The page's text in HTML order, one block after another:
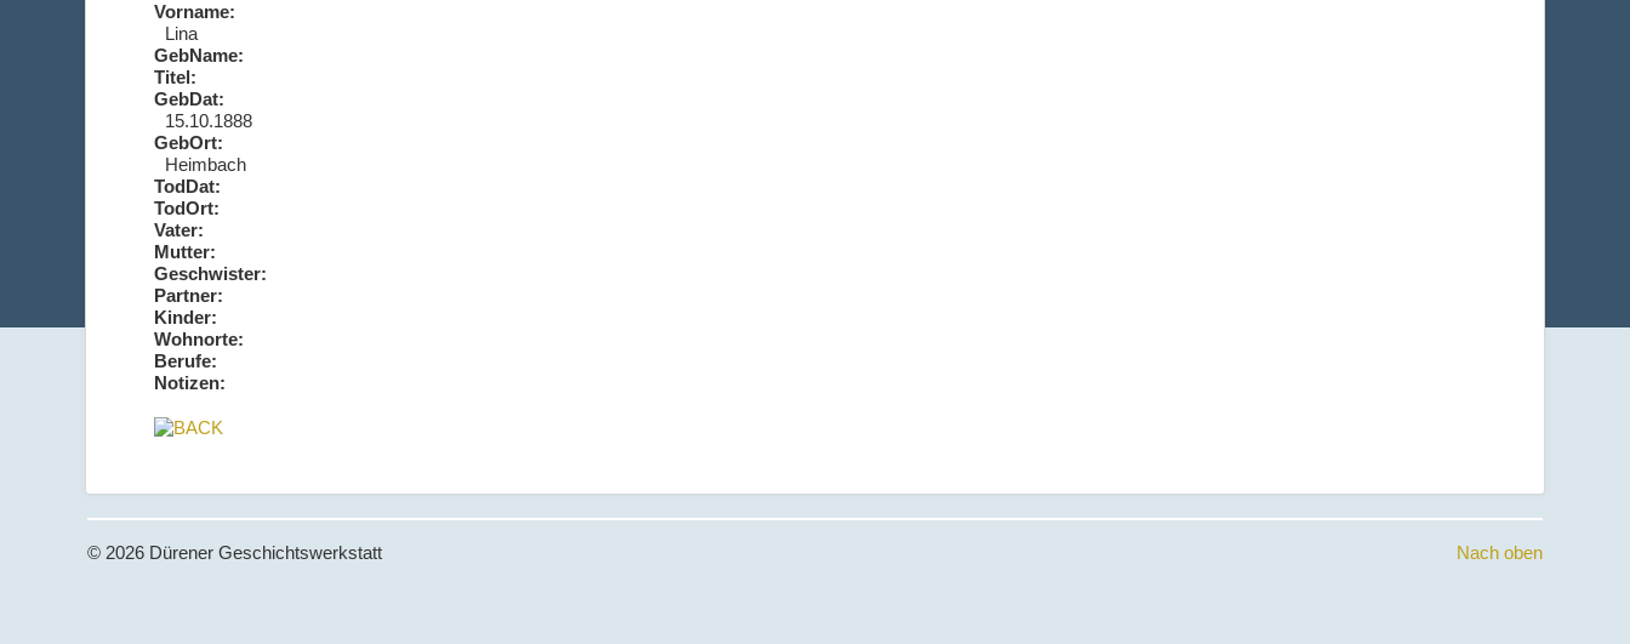
Vorname:
Lina
GebName:
Titel:
GebDat:
15.10.1888
GebOrt:
Heimbach
TodDat:
TodOrt:
Vater:
Mutter:
Geschwister:
Partner:
Kinder:
Wohnorte:
Berufe:
Notizen:
Nach oben
© 2026 Dürener Geschichtswerkstatt